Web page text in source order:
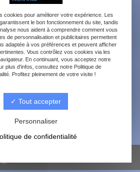
electricite.fr
06 70 40 09 29
cookies pour améliorer votre expérience. Les
le bon fonctionnement du site, tandis
nous aident à comprendre comment vous
de personnalisation et publicitaires permettent
adaptée à vos préférences et peuvent afficher
Vous contrôlez vos cookies via les
En continuant, vous acceptez notre
plus d'infos, consultez notre Politique de
Profitez pleinement de votre visite !
Tout accepter
Personnaliser
de confidentialité